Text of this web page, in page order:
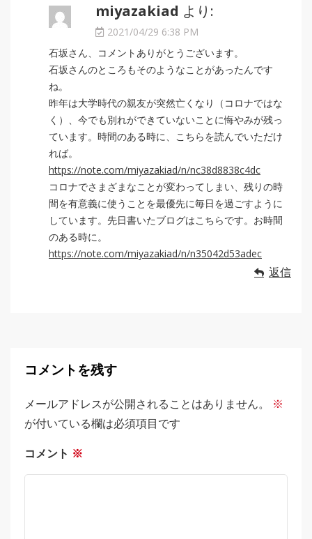
miyazakiad より:
2021/04/29 6:38 PM
石坂さん、コメントありがとうございます。
石坂さんのところもそのようなことがあったんです
ね。
昨年は大学時代の親友が突然亡くなり（コロナではな
く）、今でも別れができていないことに悔やみが残っ
ています。時間のある時に、こちらを読んでいただけ
れば。
https://note.com/miyazakiad/n/nc38d8838c4dc
コロナでさまざまなことが変わってしまい、残りの時
間を有意義に使うことを最優先に毎日を過ごすように
しています。先日書いたブログはこちらです。お時間
のある時に。
https://note.com/miyazakiad/n/n35042d53adec
返信
コメントを残す
メールアドレスが公開されることはありません。
※
が付いている欄は必須項目です
コメント ※